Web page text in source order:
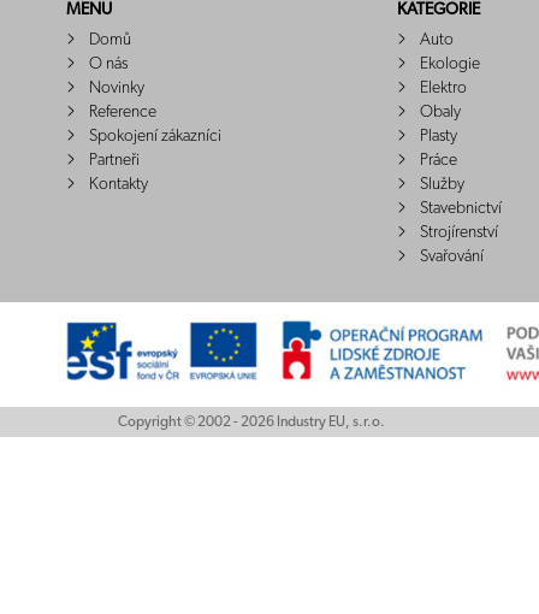
MENU
Domů
O nás
Novinky
Reference
Spokojení zákazníci
Partneři
Kontakty
KATEGORIE
Auto
Ekologie
Elektro
Obaly
Plasty
Práce
Služby
Stavebnictví
Strojírenství
Svařování
Copyright © 2002 - 2026 Industry EU, s.r.o.